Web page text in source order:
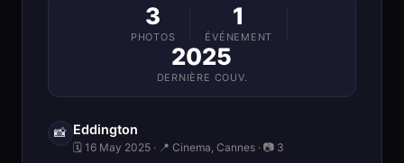
3
PHOTOS
1
ÉVÉNEMENT
2025
DERNIÈRE COUV.
📸 Eddington
🗓 16 May 2025 · 📍 Cinema, Cannes · 📷 3